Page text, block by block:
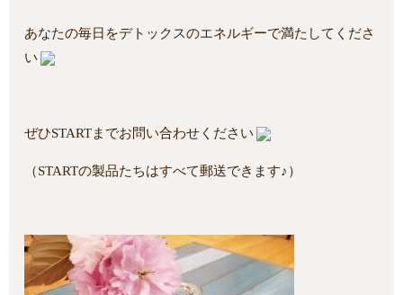
あなたの毎日をデトックスのエネルギーで満たしてくださ
い
ぜひSTARTまでお問い合わせください
（STARTの製品たちはすべて郵送できます♪）